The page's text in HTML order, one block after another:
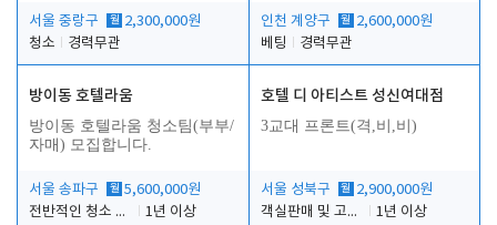
서울 중랑구 월 2,300,000원
청소
경력무관
인천 계양구 월 2,600,000원
베팅
경력무관
방이동 호텔라움
방이동 호텔라움 청소팀(부부/
자매) 모집합니다.
서울 송파구 월 5,600,000원
전반적인 청소 업무(객실청소.객실정리)
1년 이상
호텔 디 아티스트 성신여대점
3교대 프론트(격,비,비)
서울 성북구 월 2,900,000원
객실판매 및 고객응대
1년 이상